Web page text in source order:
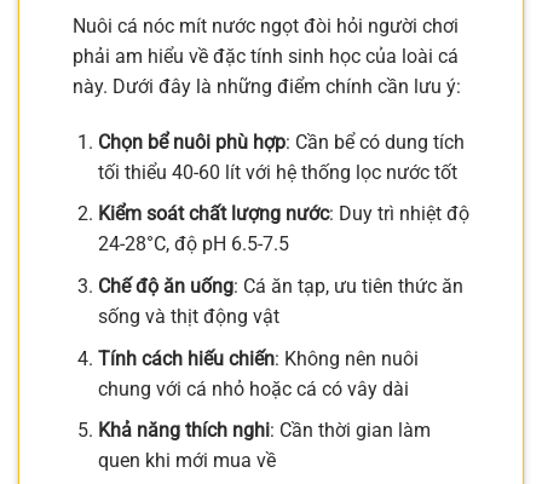
Nuôi cá nóc mít nước ngọt đòi hỏi người chơi
phải am hiểu về đặc tính sinh học của loài cá
này. Dưới đây là những điểm chính cần lưu ý:
Chọn bể nuôi phù hợp: Cần bể có dung tích
tối thiểu 40-60 lít với hệ thống lọc nước tốt
Kiểm soát chất lượng nước: Duy trì nhiệt độ
24-28°C, độ pH 6.5-7.5
Chế độ ăn uống: Cá ăn tạp, ưu tiên thức ăn
sống và thịt động vật
Tính cách hiếu chiến: Không nên nuôi
chung với cá nhỏ hoặc cá có vây dài
Khả năng thích nghi: Cần thời gian làm
quen khi mới mua về